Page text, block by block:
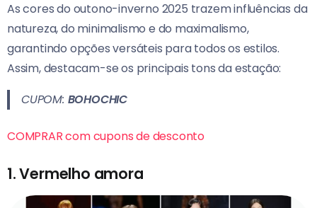
As cores do outono-inverno 2025 trazem influências da
natureza, do minimalismo e do maximalismo,
garantindo opções versáteis para todos os estilos.
Assim, destacam-se os principais tons da estação:
CUPOM: BOHOCHIC
COMPRAR com cupons de desconto
1. Vermelho amora